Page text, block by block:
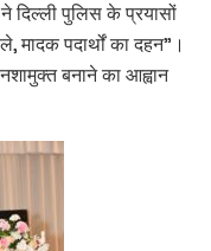
दिल्ली पुलिस के प्रयासों
मादक पदार्थों का दहन”।
बनाने का आह्वान